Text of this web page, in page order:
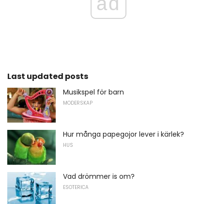
Last updated posts
Musikspel för barn
MODERSKAP
Hur många papegojor lever i kärlek?
HUS
Vad drömmer is om?
ESOTERICA